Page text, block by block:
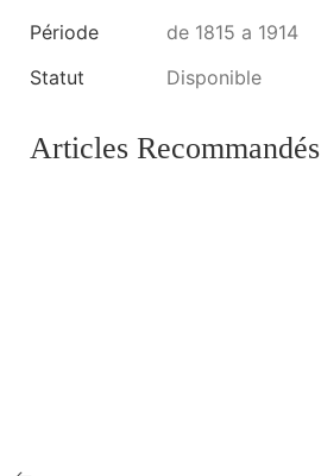
Période
de 1815 a 1914
Statut
Disponible
Articles Recommandés